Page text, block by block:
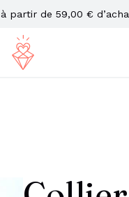
à partir de 59,00 €